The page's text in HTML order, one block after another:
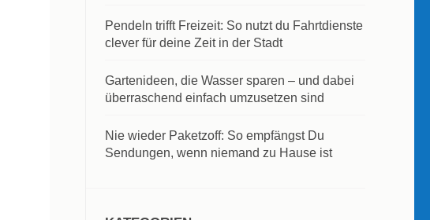
Pendeln trifft Freizeit: So nutzt du Fahrtdienste
clever für deine Zeit in der Stadt
Gartenideen, die Wasser sparen – und dabei
überraschend einfach umzusetzen sind
Nie wieder Paketzoff: So empfängst Du
Sendungen, wenn niemand zu Hause ist